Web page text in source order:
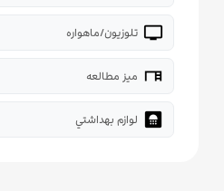
tv تلوزیون/ماهواره
desk میز مطالعه
bathroom لوازم بهداشتي